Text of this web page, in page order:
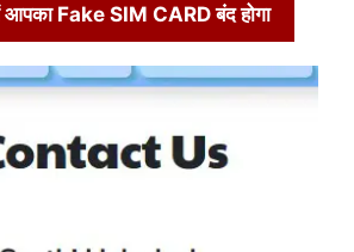
आपका Fake SIM CARD बंद होगा